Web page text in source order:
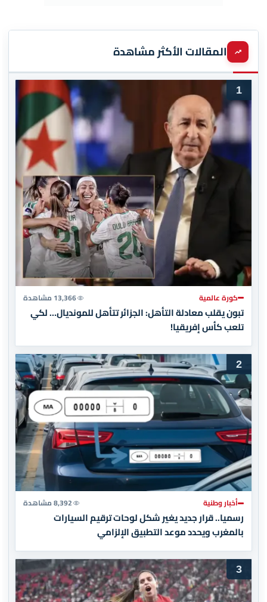
المقالات الأكثر مشاهدة
1
كورة عالمية 13,366 مشاهدة
تبون يقلب معادلة التأهل: الجزائر تتأهل للمونديال… لكي
تلعب كأس إفريقيا!
2
أخبار وطنية 8,392 مشاهدة
رسميا.. قرار جديد يغير شكل لوحات ترقيم السيارات
بالمغرب ويحدد موعد التطبيق الإلزامي
3